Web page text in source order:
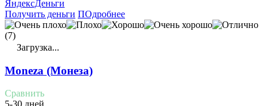
ЯндексДеньги
Получить деньги ПОдробнее
(7)
Загрузка...
Moneza (Монеза)
Сравнить